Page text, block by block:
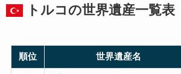
トルコの世界遺産一覧表
順位 世界遺産名